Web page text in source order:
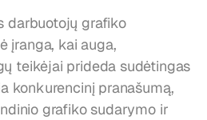
darbuotojų grafiko
įranga, kai auga,
teikėjai prideda sudėtingas
konkurencinį pranašumą,
grafiko sudarymo ir